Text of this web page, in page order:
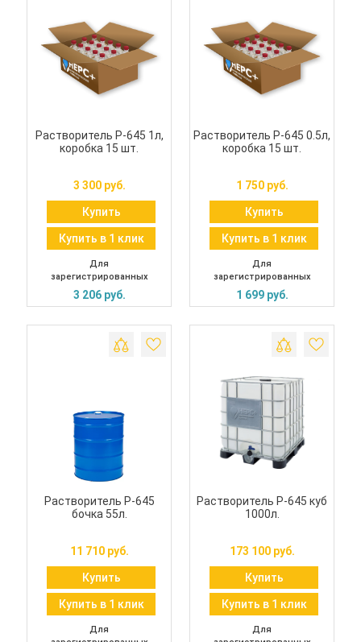
Растворитель Р-645 1л,
коробка 15 шт.
3 300 руб.
Купить
Купить в 1 клик
Для
зарегистрированных
3 206 руб.
Растворитель Р-645 0.5л,
коробка 15 шт.
1 750 руб.
Купить
Купить в 1 клик
Для
зарегистрированных
1 699 руб.
Растворитель Р-645
бочка 55л.
11 710 руб.
Купить
Купить в 1 клик
Для
Растворитель Р-645 куб
1000л.
173 100 руб.
Купить
Купить в 1 клик
Для